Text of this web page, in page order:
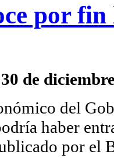
por
de
del
haber
por el